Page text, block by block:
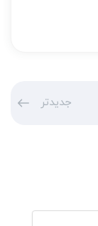
جدیدتر